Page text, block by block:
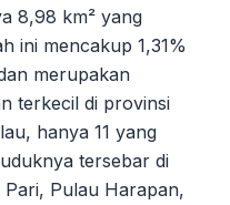
8,98 km² yang
ini mencakup 1,31%
merupakan
terkecil di provinsi
hanya 11 yang
tersebar di
Pulau Harapan,